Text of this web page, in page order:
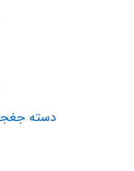
دسته